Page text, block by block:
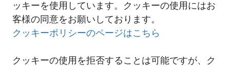
ッキーを使用しています。クッキーの使用にはお
客様の同意をお願いしております。
クッキーポリシーのページはこちら
クッキーの使用を拒否することは可能ですが、ク
一覧へ